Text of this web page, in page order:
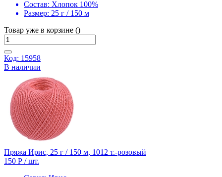
Состав: Хлопок 100%
Размер: 25 г / 150 м
Товар уже в корзине ()
Код: 15958
В наличии
Пряжа Ирис, 25 г / 150 м, 1012 т.-розовый
150 Р / шт.